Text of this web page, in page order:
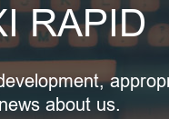
RAPID
about us.